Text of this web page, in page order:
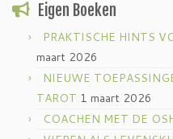
Eigen Boeken
PRAKTISCHE HINTS
maart 2026
NIEUWE
TAROT 1 maart 2026
COACHEN MET DE